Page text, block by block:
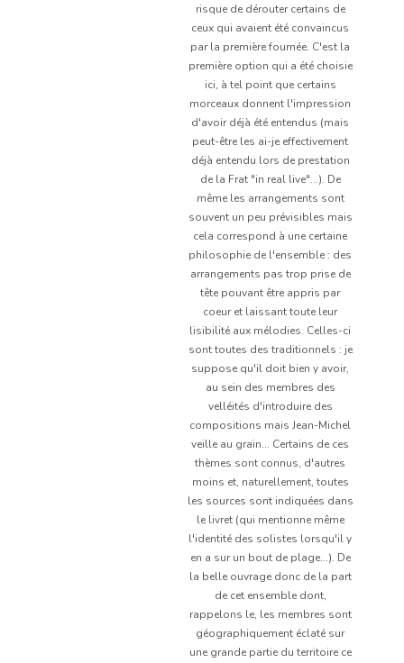
risque de dérouter certains de
ceux qui avaient été convaincus
par la première fournée. C'est la
première option qui a été choisie
ici, à tel point que certains
morceaux donnent l'impression
d'avoir déjà été entendus (mais
peut-être les ai-je effectivement
déjà entendu lors de prestation
de la Frat "in real live"...). De
même les arrangements sont
souvent un peu prévisibles mais
cela correspond à une certaine
philosophie de l'ensemble : des
arrangements pas trop prise de
tête pouvant être appris par
coeur et laissant toute leur
lisibilité aux mélodies. Celles-ci
sont toutes des traditionnels : je
suppose qu'il doit bien y avoir,
au sein des membres des
velléités d'introduire des
compositions mais Jean-Michel
veille au grain... Certains de ces
thèmes sont connus, d'autres
moins et, naturellement, toutes
les sources sont indiquées dans
le livret (qui mentionne même
l'identité des solistes lorsqu'il y
en a sur un bout de plage...). De
la belle ouvrage donc de la part
de cet ensemble dont,
rappelons le, les membres sont
géographiquement éclaté sur
une grande partie du territoire ce